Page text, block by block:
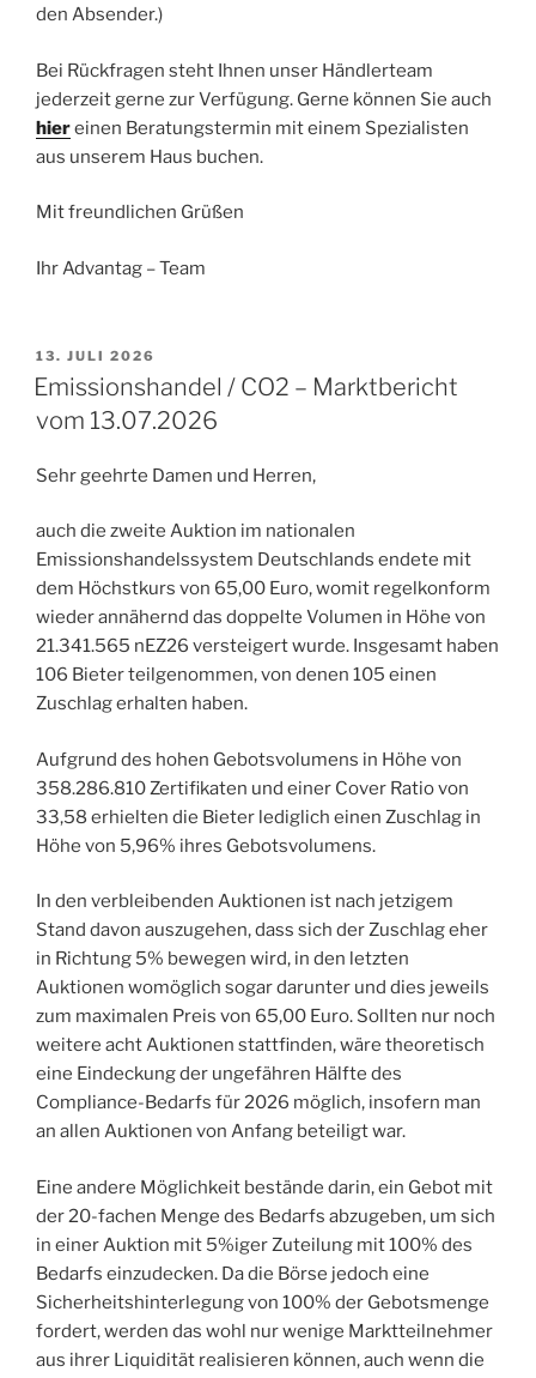
den Absender.)
Bei Rückfragen steht Ihnen unser Händlerteam
jederzeit gerne zur Verfügung. Gerne können Sie auch
hiereinen Beratungstermin mit einem Spezialisten
aus unserem Haus buchen.
Mit freundlichen Grüßen
Ihr Advantag – Team
VERÖFFENTLICHT
AM
13. JULI 2026
Emissionshandel / CO2 – Marktbericht
vom 13.07.2026
Sehr geehrte Damen und Herren,
auch die zweite Auktion im nationalen
Emissionshandelssystem Deutschlands endete mit
dem Höchstkurs von 65,00 Euro, womit regelkonform
wieder annähernd das doppelte Volumen in Höhe von
21.341.565 nEZ26 versteigert wurde. Insgesamt haben
106 Bieter teilgenommen, von denen 105 einen
Zuschlag erhalten haben.
Aufgrund des hohen Gebotsvolumens in Höhe von
358.286.810 Zertifikaten und einer Cover Ratio von
33,58 erhielten die Bieter lediglich einen Zuschlag in
Höhe von 5,96% ihres Gebotsvolumens.
In den verbleibenden Auktionen ist nach jetzigem
Stand davon auszugehen, dass sich der Zuschlag eher
in Richtung 5% bewegen wird, in den letzten
Auktionen womöglich sogar darunter und dies jeweils
zum maximalen Preis von 65,00 Euro. Sollten nur noch
weitere acht Auktionen stattfinden, wäre theoretisch
eine Eindeckung der ungefähren Hälfte des
Compliance-Bedarfs für 2026 möglich, insofern man
an allen Auktionen von Anfang beteiligt war.
Eine andere Möglichkeit bestände darin, ein Gebot mit
der 20-fachen Menge des Bedarfs abzugeben, um sich
in einer Auktion mit 5%iger Zuteilung mit 100% des
Bedarfs einzudecken. Da die Börse jedoch eine
Sicherheitshinterlegung von 100% der Gebotsmenge
fordert, werden das wohl nur wenige Marktteilnehmer
aus ihrer Liquidität realisieren können, auch wenn die